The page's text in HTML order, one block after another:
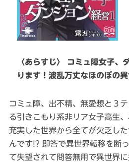
〈あらすじ〉 コミュ障女子、
ります！波乱万丈なほのぼの
コミュ障、出不精、無愛想と３
る引きこもり系非リア女子高生
充実した世界から全てが欠乏し
んです!? 即答で異世界転移を断
て失望されて問答無用で異世界